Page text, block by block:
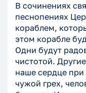
В сочинениях
песнопениях
кораблем,
этом корабле
Одни будут
чистотой.
наше сердце при
чужой грех,